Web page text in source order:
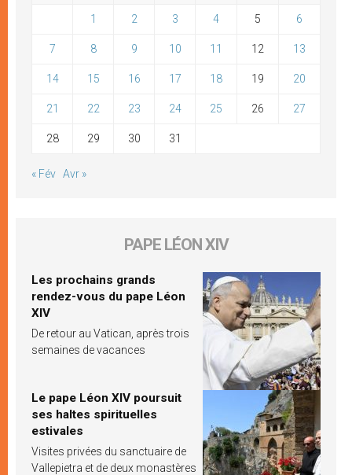
1 2 3 4 5 6
7 8 9 10 11 12 13
14 15 16 17 18 19 20
21 22 23 24 25 26 27
28 29 30 31
« Fév Avr »
PAPE LÉON XIV
Les prochains grands
rendez-vous du pape Léon
XIV
De retour au Vatican, après trois
semaines de vacances
Le pape Léon XIV poursuit
ses haltes spirituelles
estivales
Visites privées du sanctuaire de
Vallepietra et de deux monastères